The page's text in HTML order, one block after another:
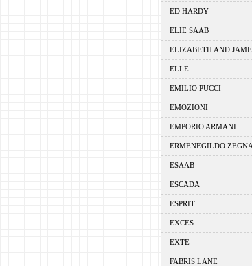
ED HARDY
ELIE SAAB
ELIZABETH AND
ELLE
EMILIO PUCCI
EMOZIONI
EMPORIO ARMANI
ERMENEGILDO ZEGNA
ESAAB
ESCADA
ESPRIT
EXCES
EXTE
FABRIS LANE